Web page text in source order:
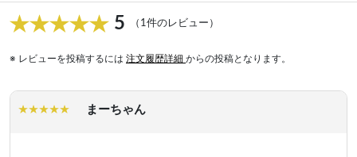
5 （1件のレビュー）
※ レビューを投稿するには 注文履歴詳細 からの投稿となります。
まーちゃん